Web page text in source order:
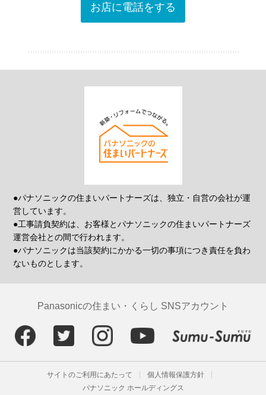
お店に電話をする
●パナソニックの住まいパートナーズは、独立・自営の会社が運
営しています。
●工事請負契約は、お客様とパナソニックの住まいパートナーズ
運営会社との間で行われます。
●パナソニックは当該契約にかかる一切の事項につき責任を負わ
ないものとします。
Panasonicの住まい・くらし SNSアカウント
サイトのご利用にあたって
個人情報保護方針
パナソニック ホールディングス